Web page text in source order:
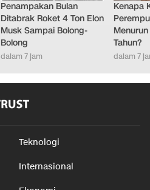
Penampakan Bulan
Ditabrak Roket 4 Ton Elon
Musk Sampai Bolong-
Bolong
dalam 7 jam
Kenapa
Tahun?
dalam 7
Teknologi
Internasional